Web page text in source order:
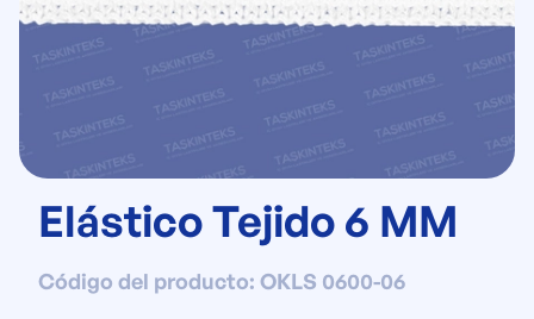
Elástico Tejido 6 MM
Código del producto: OKLS 0600-06